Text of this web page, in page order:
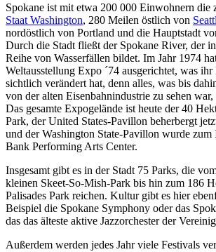
Spokane ist mit etwa 200 000 Einwohnern die
Staat Washington, 280 Meilen östlich von
nordöstlich von Portland und die Hauptstadt
Durch die Stadt fließt der Spokane River, der
Reihe von Wasserfällen bildet. Im Jahr 1974
Weltausstellung Expo ´74 ausgerichtet, was
sichtlich verändert hat, denn alles, was bis
von der alten Eisenbahnindustrie zu sehen war,
Das gesamte Expogelände ist heute der 40
Park, der United States-Pavillon beherbergt
und der Washington State-Pavillon wurde
Bank Performing Arts Center.
Insgesamt gibt es in der Stadt 75 Parks, die
kleinen Skeet-So-Mish-Park bis hin zum 186
Palisades Park reichen. Kultur gibt es hier
Beispiel die Spokane Symphony oder das
das das älteste aktive Jazzorchester der
Außerdem werden jedes Jahr viele Festivals